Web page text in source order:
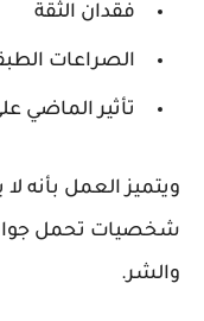
فقدان الثقة
الصراعات
تأثير الماضي
ويتميز العمل بأنه
شخصيات تحمل
والشر.